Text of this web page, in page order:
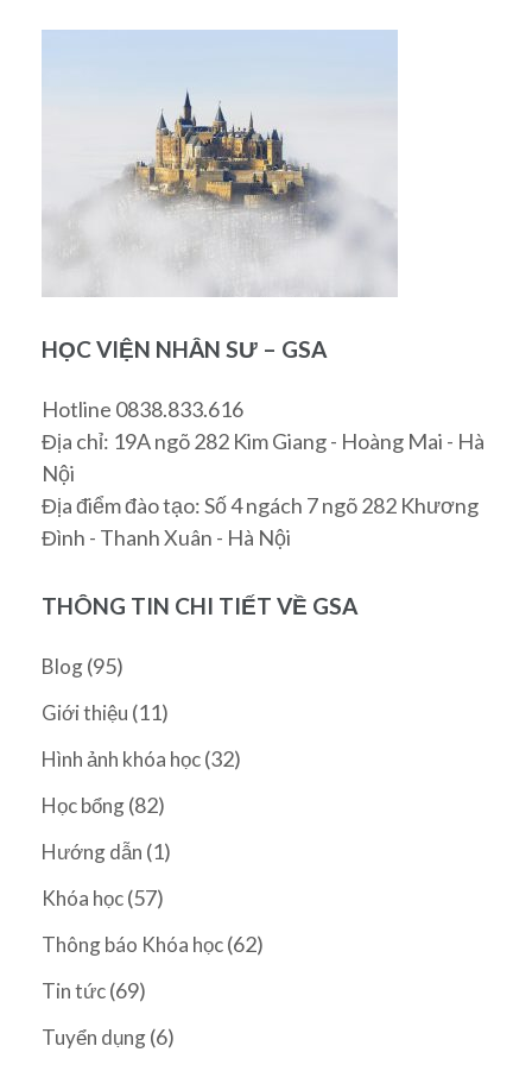
HỌC VIỆN NHÂN SƯ – GSA
Hotline 0838.833.616
Địa chỉ: 19A ngõ 282 Kim Giang - Hoàng Mai - Hà
Nội
Địa điểm đào tạo: Số 4 ngách 7 ngõ 282 Khương
Đình - Thanh Xuân - Hà Nội
THÔNG TIN CHI TIẾT VỀ GSA
Blog(95)
Giới thiệu (11)
Hình ảnh khóa học(32)
Học bổng(82)
Hướng dẫn (1)
Khóa học(57)
Thông báo Khóa học(62)
Tin tức(69)
Tuyển dụng(6)